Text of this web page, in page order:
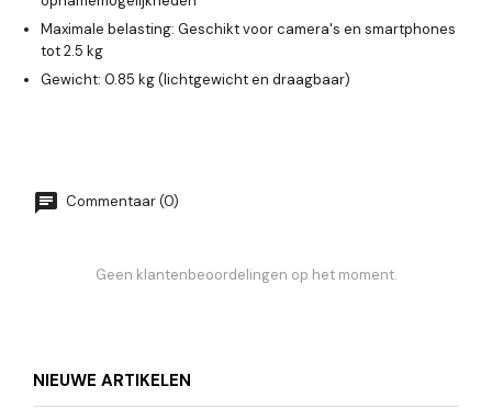
Maximale belasting: Geschikt voor camera's en smartphones
tot 2.5 kg
Gewicht: 0.85 kg (lichtgewicht en draagbaar)
Commentaar (0)
Geen klantenbeoordelingen op het moment.
NIEUWE ARTIKELEN